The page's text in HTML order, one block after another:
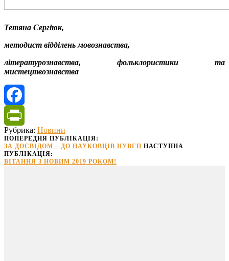
Тетяна Сергіюк,
методист відділень мовознавства,
літературознавства, фольклористики та
мистецтвознавства
Facebook
PrintFriendly
Рубрика: Новини
ПОПЕРЕДНЯ ПУБЛІКАЦІЯ:
ЗА ДОСВІДОМ – ДО НАУКОВЦІВ НУВГП НАСТУПНА
ПУБЛІКАЦІЯ:
ВІТАННЯ З НОВИМ 2019 РОКОМ!